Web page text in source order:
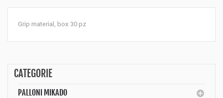
Grip material, box 30 pz
CATEGORIE
PALLONI MIKADO